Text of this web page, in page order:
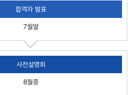
합격자 발표
7월말
사전설명회
8월중